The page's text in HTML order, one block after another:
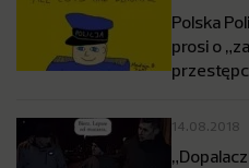
Polska
prosi o
14.08.2018